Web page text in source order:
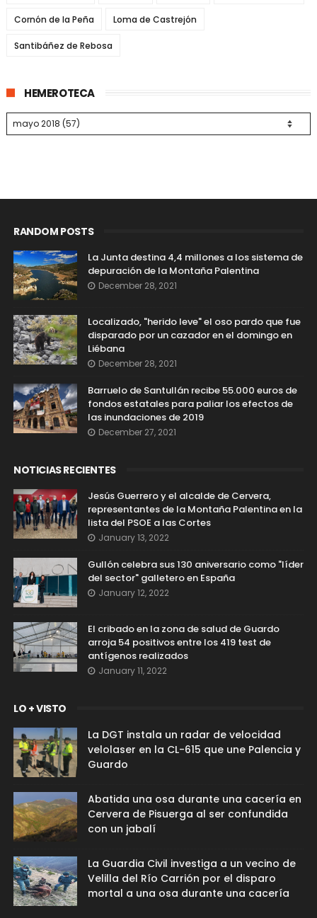
Cornón de la Peña Loma de Castrejón
Santibáñez de Rebosa
HEMEROTECA
RANDOM POSTS
La Junta destina 4,4 millones a los sistema de
depuración de la Montaña Palentina
December 28, 2021
Localizado, "herido leve" el oso pardo que fue
disparado por un cazador en el domingo en
Liébana
December 28, 2021
Barruelo de Santullán recibe 55.000 euros de
fondos estatales para paliar los efectos de
las inundaciones de 2019
December 27, 2021
NOTICIAS RECIENTES
Jesús Guerrero y el alcalde de Cervera,
representantes de la Montaña Palentina en la
lista del PSOE a las Cortes
January 13, 2022
Gullón celebra sus 130 aniversario como "líder
del sector" galletero en España
January 12, 2022
El cribado en la zona de salud de Guardo
arroja 54 positivos entre los 419 test de
antígenos realizados
January 11, 2022
LO + VISTO
La DGT instala un radar de velocidad
velolaser en la CL-615 que une Palencia y
Guardo
Abatida una osa durante una cacería en
Cervera de Pisuerga al ser confundida
con un jabalí
La Guardia Civil investiga a un vecino de
Velilla del Río Carrión por el disparo
mortal a una osa durante una cacería